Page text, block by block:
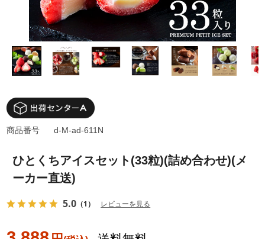
ひとくちアイスセット(33粒)(詰め合わせ)(メ
ーカー直送)
5.0 （1） レビューを見る
商品番号 d-M-ad-611N